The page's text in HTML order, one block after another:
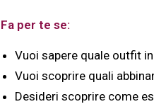
Fa per te se:
Vuoi sapere quale outfit
Vuoi scoprire quali
Desideri scoprire come